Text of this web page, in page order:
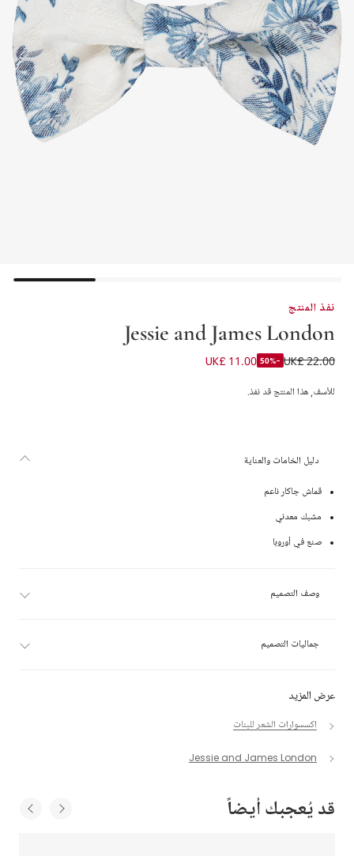
نفذ المنتج
Jessie and James London
إكسسوار شعر جاكار لون عاجي وأزرق للبنات (12 سم)
UK£ 22.00
-50%
UK£ 11.00
للأسف, هذا المنتج قد نفذ.
عرض المزيد
اكسسوارات الشعر للبنات
Jessie and James London
دليل الخامات والعناية
قماش جاكار ناعم
مشبك معدني
صنع في أوروبا
وصف التصميم
جماليات التصميم
قد يُعجبك أيضاً